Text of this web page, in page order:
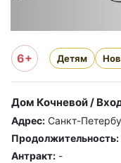
6+ Детям
Дом Кочневой /
Адрес: Санкт-
Продолжительность:
Антракт: -